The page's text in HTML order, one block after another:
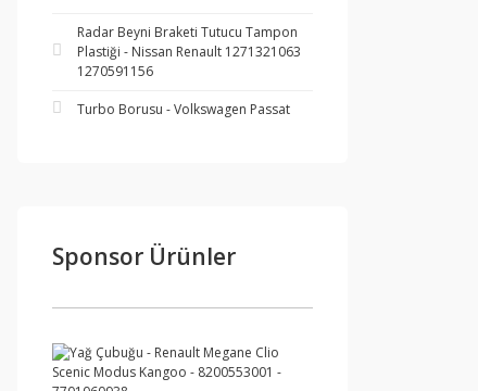
Radar Beyni Braketi Tutucu Tampon
Plastiği - Nissan Renault 1271321063
1270591156
Turbo Borusu - Volkswagen Passat
Sponsor Ürünler